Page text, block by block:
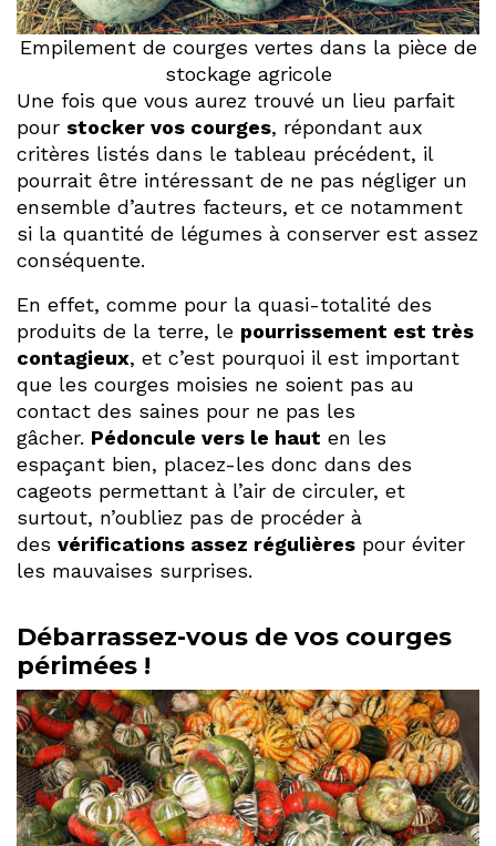
Empilement de courges vertes dans la pièce de
stockage agricole
Une fois que vous aurez trouvé un lieu parfait
pour stocker vos courges, répondant aux
critères listés dans le tableau précédent, il
pourrait être intéressant de ne pas négliger un
ensemble d’autres facteurs, et ce notamment
si la quantité de légumes à conserver est assez
conséquente.
En effet, comme pour la quasi-totalité des
produits de la terre, le pourrissement est très
contagieux, et c’est pourquoi il est important
que les courges moisies ne soient pas au
contact des saines pour ne pas les
gâcher. Pédoncule vers le haut en les
espaçant bien, placez-les donc dans des
cageots permettant à l’air de circuler, et
surtout, n’oubliez pas de procéder à
des vérifications assez régulières pour éviter
les mauvaises surprises.
Débarrassez-vous de vos courges
périmées !